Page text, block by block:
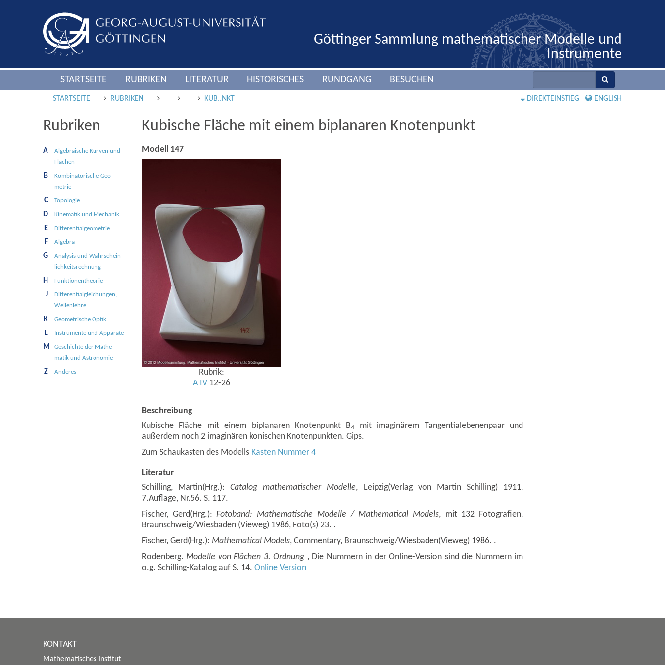
Göttinger Sammlung mathematischer Modelle und
Instrumente
STARTSEITE RUBRIKEN LITERATUR HISTORISCHES RUNDGANG BESUCHEN
STARTSEITE RUBRIKEN KUB..NKT DIREKTEINSTIEG ENGLISH
Rubriken
A
Alge­braische Kur­ven und
Flä­chen
B
Kombinato­rische Geo­
metrie
C Topologie
D Kine­matik und Mecha­nik
E Differential­geometrie
F Algebra
G
Analy­sis und Wahr­schein­
lichkeits­rech­nung
H Funk­tionen­theo­rie
J
Differential­gleichungen,
Wellen­lehre
K Geo­metri­sche Optik
L Instru­mente und Ap­parate
M
Ge­schichte der Mathe­
matik und Astro­nomie
Z Anderes
Kubische Fläche mit einem biplanaren Knotenpunkt
Modell 147
Rubrik:
A IV12-26
Beschreibung
Kubische Fläche mit einem biplanaren Knotenpunkt B4
mit imaginärem Tangentialebenenpaar und
außerdem noch 2 imaginären konischen Knotenpunkten. Gips.
Zum Schaukasten des Modells Kasten Nummer 4
Literatur
Schilling, Martin(Hrg.):Catalog mathematischer Modelle, Leipzig(Verlag von Martin Schilling) 1911,
7.Auflage, Nr.56. S. 117.
Fischer, Gerd(Hrg.):Fotoband: Mathematische Modelle / Mathematical Models, mit 132 Fotografien,
Braunschweig/Wiesbaden (Vieweg) 1986, Foto(s) 23. .
Fischer, Gerd(Hrg.): Mathematical Models, Commentary, Braunschweig/Wiesbaden(Vieweg) 1986. .
Rodenberg. Modelle von Flächen 3. Ordnung , Die Nummern in der Online-Version sind die Nummern im
o.g. Schilling-Katalog auf S. 14. Online Version
KONTAKT
Mathematisches Institut